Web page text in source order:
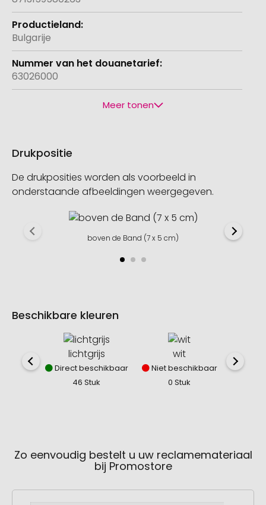
Bulgarije
63026000
Meer tonen
Drukpositie
De drukposities worden als voorbeeld in
onderstaande afbeeldingen weergegeven.
boven de Band (7 x 5 cm)
Beschikbare kleuren
lichtgrijs
Direct beschikbaar
46 Stuk
wit
Niet beschikbaar
0 Stuk
Direct
Zo eenvoudig bestelt u uw reclamemateriaal
bij Promostore